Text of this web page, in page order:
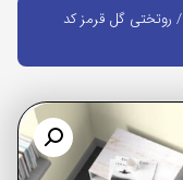
/ روتختی گل قرمز کد